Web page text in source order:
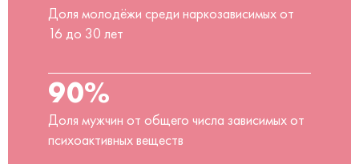
Доля молодёжи среди наркозависимых от
16 до 30 лет
90%
Доля мужчин от общего числа зависимых от
психоактивных веществ